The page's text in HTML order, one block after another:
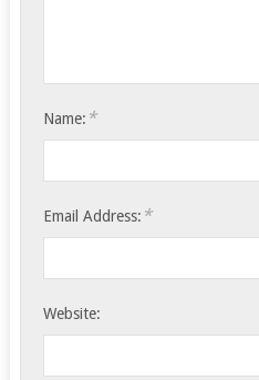
Name: *
Email Address: *
Website: